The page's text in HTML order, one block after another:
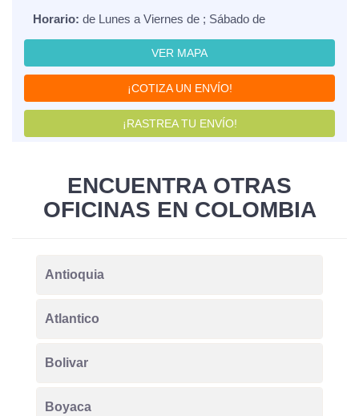
Horario: de Lunes a Viernes de ; Sábado de
VER MAPA
¡COTIZA UN ENVÍO!
¡RASTREA TU ENVÍO!
ENCUENTRA OTRAS
OFICINAS EN COLOMBIA
Antioquia
Atlantico
Bolivar
Boyaca